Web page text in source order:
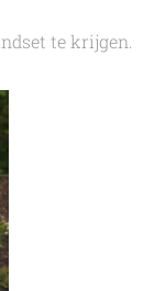
te krijgen.